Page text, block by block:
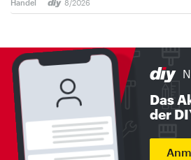
Handel 8/2026
Das
der